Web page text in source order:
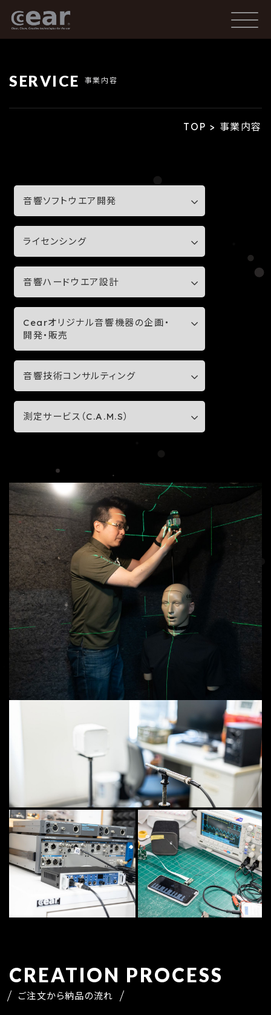
SERVICE 事業内容
TOP > 事業内容
音響ソフトウエア開発
ライセンシング
音響ハードウエア設計
Cearオリジナル音響機器の企画・
開発・販売
音響技術コンサルティング
測定サービス（C.A.M.S）
サービス写真
CREATION PROCESS
ご注文から納品の流れ